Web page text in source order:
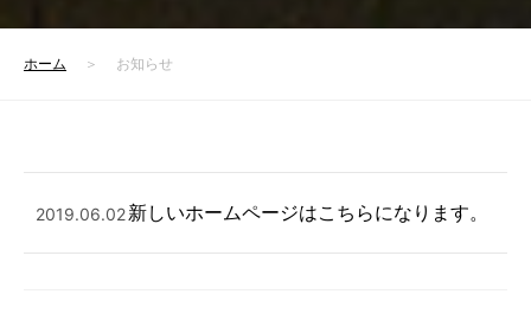
ホーム お知らせ
2019.06.02新しいホームページはこちらになります。